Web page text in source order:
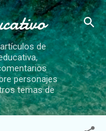
de
personajes
temas de